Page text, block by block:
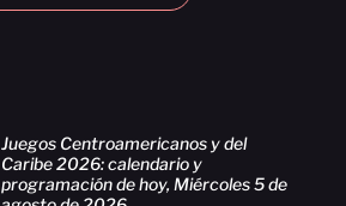
Juegos Centroamericanos y del
Caribe 2026: calendario y
programación de hoy, Miércoles 5 de